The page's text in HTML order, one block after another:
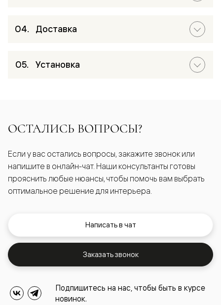
Доставка
Установка
ОСТАЛИСЬ ВОПРОСЫ?
Если у вас остались вопросы, закажите звонок или
напишите в онлайн-чат. Наши консультанты готовы
прояснить любые нюансы, чтобы помочь вам выбрать
оптимальное решение для интерьера.
Написать в чат
Заказать звонок
Подпишитесь на нас, чтобы быть в курсе
новинок.